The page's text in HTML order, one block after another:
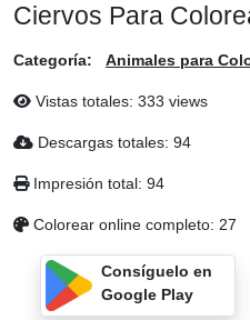
Ciervos Para
Categoría: Animales para
Vistas totales: 333 views
Descargas totales: 94
Impresión total: 94
Colorear online completo: 27
Consíguelo en
Google Play